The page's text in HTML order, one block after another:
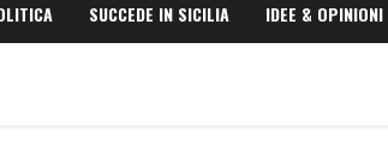
SUCCEDE IN SICILIA IDEE & OPINIONI